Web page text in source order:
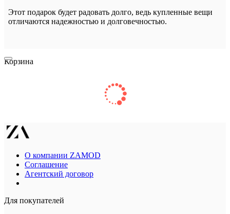
Этот подарок будет радовать долго, ведь купленные вещи
отличаются надежностью и долговечностью.
Корзина
О компании ZAMOD
Соглашение
Агентский договор
Для покупателей